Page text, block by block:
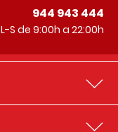
944 943 444
L-S de 9:00h a 22:00h